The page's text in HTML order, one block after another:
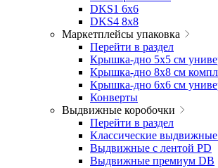
DKS1 6x6
DKS4 8x8
Маркетплейсы упаковка
Перейти в раздел
Крышка-дно 5x5 см
Крышка-дно 8x8 см
Крышка-дно 6x6 см
Конверты
Выдвижные коробочки
Перейти в раздел
Классические
Выдвижные с лентой PD
Выдвижные премиум DB